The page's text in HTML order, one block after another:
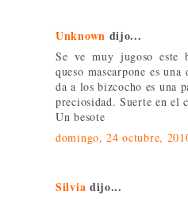
Unknown dijo...
Se ve muy jugoso
queso mascarpone es
da a los bizcocho es una
preciosidad. Suerte en el
Un besote
domingo, 24 octubre,
Silvia dijo...